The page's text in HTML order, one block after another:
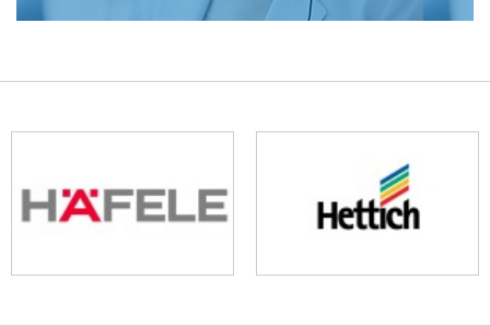
trữ tiện lợi và mang đến không gian phòng ngủ gọn gàng, hiện đại cho
Tủ Quần Áo Phòng Ngủ Hiện Đại - Đẹp, Tinh Tế, Tiết Kiệm
Tủ quần áo hiện đại cho gia đình: đẹp, gọn gàng, giá hợp lý. Cập nhật xu
hướng 2025 cho phòng ngủ trẻ trung!